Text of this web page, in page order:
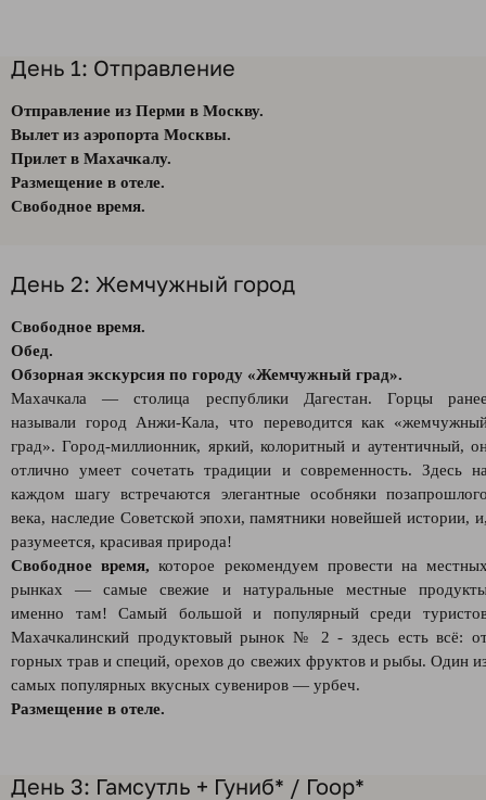
День 1: Отправление
Отправление из Перми в Москву.
Вылет из аэропорта Москвы.
Прилет в Махачкалу.
Размещение в отеле.
Свободное время.
День 2: Жемчужный город
Свободное время.
Обед.
Обзорная экскурсия по городу «Жемчужный град».
Махачкала — столица республики Дагестан. Горцы
называли город Анжи-Кала, что переводится как
град». Город-миллионник, яркий, колоритный и аутентичный,
отлично умеет сочетать традиции и современность. Здесь
каждом шагу встречаются элегантные особняки
века, наследие Советской эпохи, памятники новейшей истории,
разумеется, красивая природа!
Свободное время, которое рекомендуем провести на
рынках — самые свежие и натуральные местные
именно там! Самый большой и популярный среди
Махачкалинский продуктовый рынок № 2 - здесь есть всё:
горных трав и специй, орехов до свежих фруктов и рыбы. Один
самых популярных вкусных сувениров — урбеч.
Размещение в отеле.
День 3: Гамсутль + Гуниб* / Гоор*